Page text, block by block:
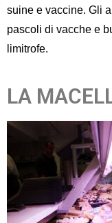
suine e vaccine. Gli
pascoli di vacche e
limitrofe.
LA